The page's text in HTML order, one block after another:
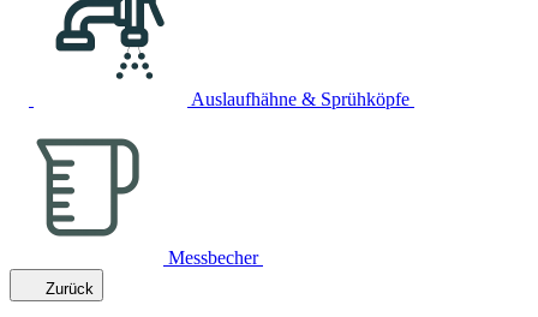
Auslaufhähne & Sprühköpfe
Messbecher
Zurück